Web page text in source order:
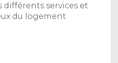
services et
du logement